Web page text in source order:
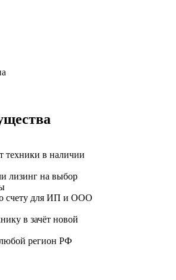
техники в наличии
лизинг на выбор
счету для ИП и ООО
в зачёт новой
регион РФ